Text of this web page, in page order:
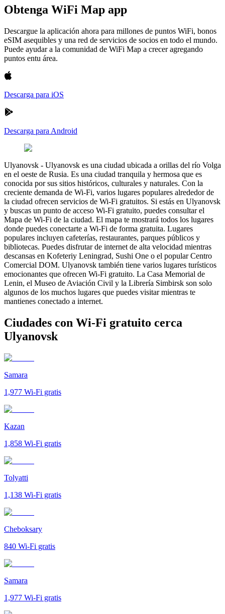
Obtenga WiFi Map app
Descargue la aplicación ahora para millones de puntos WiFi, bonos
eSIM asequibles y una red de servicios de socios en todo el mundo.
Puede ayudar a la comunidad de WiFi Map a crecer agregando
puntos entu área.
Descarga para iOS
Descarga para Android
Ulyanovsk - Ulyanovsk es una ciudad ubicada a orillas del río Volga
en el oeste de Rusia. Es una ciudad tranquila y hermosa que es
conocida por sus sitios históricos, culturales y naturales. Con la
creciente demanda de Wi-Fi, varios lugares populares alrededor de
la ciudad ofrecen servicios de Wi-Fi gratuitos. Si estás en Ulyanovsk
y buscas un punto de acceso Wi-Fi gratuito, puedes consultar el
Mapa de Wi-Fi de la ciudad. El mapa te mostrará todos los lugares
donde puedes conectarte a Wi-Fi de forma gratuita. Lugares
populares incluyen cafeterías, restaurantes, parques públicos y
bibliotecas. Puedes disfrutar de internet de alta velocidad mientras
descansas en Kofeteriy Leningrad, Sushi One o el popular Centro
Comercial DOM. Ulyanovsk también tiene varios lugares turísticos
emocionantes que ofrecen Wi-Fi gratuito. La Casa Memorial de
Lenin, el Museo de Aviación Civil y la Librería Simbirsk son solo
algunos de los muchos lugares que puedes visitar mientras te
mantienes conectado a internet.
Ciudades con Wi-Fi gratuito cerca
Ulyanovsk
Samara
1,977 Wi-Fi gratis
Kazan
1,858 Wi-Fi gratis
Tolyatti
1,138 Wi-Fi gratis
Cheboksary
840 Wi-Fi gratis
Samara
1,977 Wi-Fi gratis